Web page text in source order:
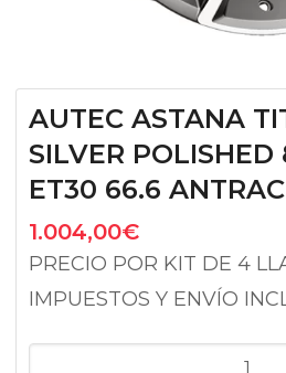
AUTEC ASTANA
SILVER POLISHED
ET30 66.6
1.004,00€
PRECIO POR KIT DE 4
IMPUESTOS Y ENVÍO